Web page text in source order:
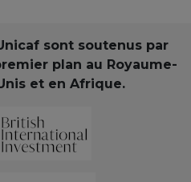
sont soutenus par
plan au Royaume-
et en Afrique.